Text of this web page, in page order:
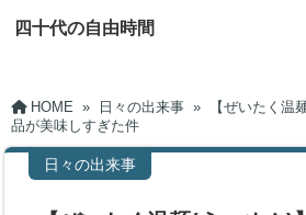
四十代の自由時間
HOME » 日々の出来事 »
【ぜいたく温
品が美味しすぎた件
日々の出来事